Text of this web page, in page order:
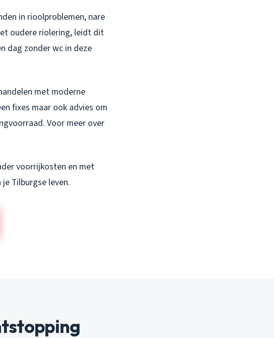
in rioolproblemen, nare
oudere riolering, leidt dit
dag zonder wc in deze
met moderne
fixes maar ook advies om
Voor meer over
voorrijkosten en met
Tilburgse leven.